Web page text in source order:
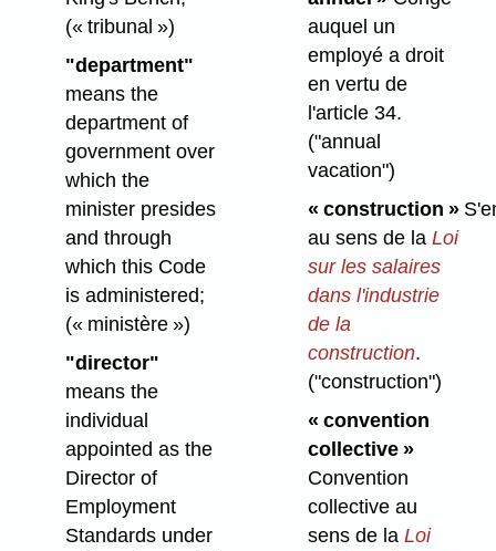
(« tribunal »)
"department"
means the
department of
government over
which the
minister presides
and through
which this Code
is administered;
(« ministère »)
"director"
means the
individual
appointed as the
Director of
Employment
Standards under
auquel un
employé a droit
en vertu de
l'article 34.
("annual
vacation")
« construction »
au sens de laLoi
sur les salaires
dans l'industrie
de la
construction.
("construction")
« convention
collective »
Convention
collective au
sens de la Loi